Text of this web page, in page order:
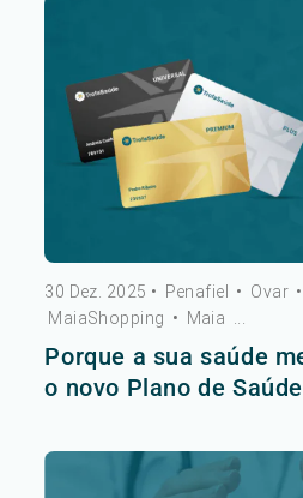
30 Dez. 2025 • Penafiel • Ovar •
MaiaShopping • Maia ...
Porque a sua saúde
o novo Plano de Saúde